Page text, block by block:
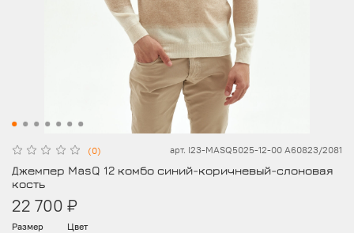
(0) арт. I23-MASQ5025-12-00 A60823/2081
Джемпер MasQ 12 комбо синий-коричневый-слоновая
кость
22 700 ₽
Размер Цвет